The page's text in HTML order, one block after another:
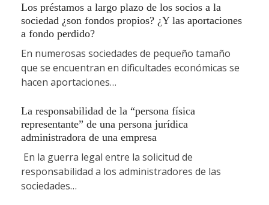
Los préstamos a largo plazo de los socios a la
sociedad ¿son fondos propios? ¿Y las aportaciones
a fondo perdido?
En numerosas sociedades de pequeño tamaño
que se encuentran en dificultades económicas se
hacen aportaciones…
La responsabilidad de la “persona física
representante” de una persona jurídica
administradora de una empresa
En la guerra legal entre la solicitud de
responsabilidad a los administradores de las
sociedades…